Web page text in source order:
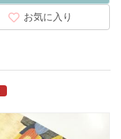
お気に入り